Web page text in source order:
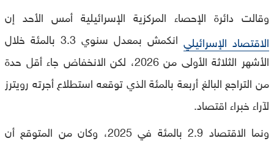
وقالت دائرة الإحصاء المركزية الإسرائيلية أمس الأحد إن
الاقتصاد الإسرائيلي
انكمش بمعدل سنوي 3.3 بالمئة خلال
الأشهر الثلاثة الأولى من 2026، لكن الانخفاض جاء أقل حدة
من التراجع البالغ أربعة بالمئة الذي توقعه استطلاع أجرته رويترز
لآراء خبراء اقتصاد.
ونما الاقتصاد 2.9 بالمئة في 2025، وكان من المتوقع أن